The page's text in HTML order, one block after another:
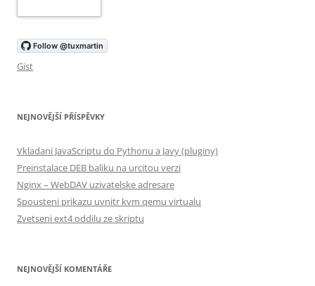
Gist
NEJNOVĚJŠÍ PŘÍSPĚVKY
Vkladani JavaScriptu do Pythonu a Javy (pluginy)
Preinstalace DEB baliku na urcitou verzi
Nginx – WebDAV uzivatelske adresare
Spousteni prikazu uvnitr kvm qemu virtualu
Zvetseni ext4 oddilu ze skriptu
NEJNOVĚJŠÍ KOMENTÁŘE